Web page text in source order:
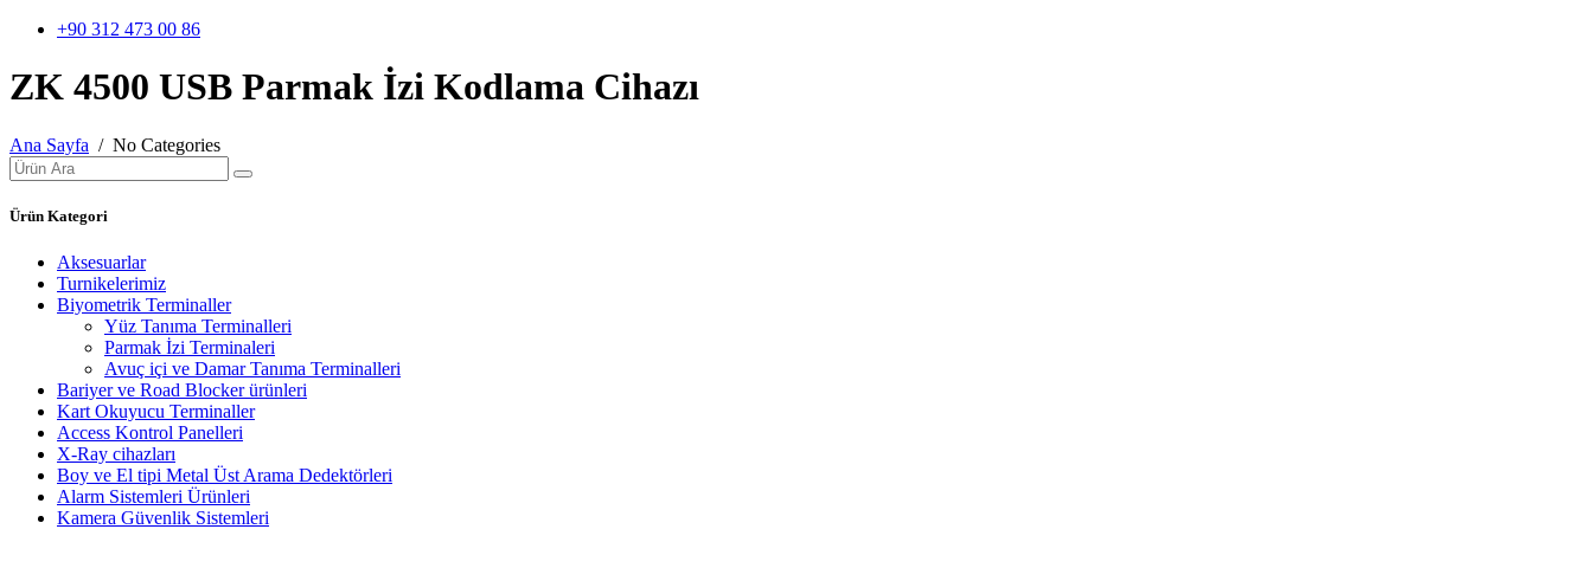
+90 312 473 00 86
ZK 4500 USB Parmak İzi Kodlama Cihazı
Ana Sayfa / No Categories
Ürün Kategori
Aksesuarlar
Turnikelerimiz
Biyometrik Terminaller
Yüz Tanıma Terminalleri
Parmak İzi Terminaleri
Avuç içi ve Damar Tanıma Terminalleri
Bariyer ve Road Blocker ürünleri
Kart Okuyucu Terminaller
Access Kontrol Panelleri
X-Ray cihazları
Boy ve El tipi Metal Üst Arama Dedektörleri
Alarm Sistemleri Ürünleri
Kamera Güvenlik Sistemleri